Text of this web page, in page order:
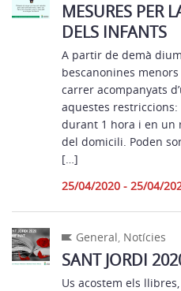
MESURES PER
DELS INFANTS
A partir de demà
bescanonines
carrer acompanyats
aquestes
durant 1 hora i en un
del domicili. Poden
[…]
25/04/2020 - 25/04/
General, Notícies
SANT JORDI
Us acostem els